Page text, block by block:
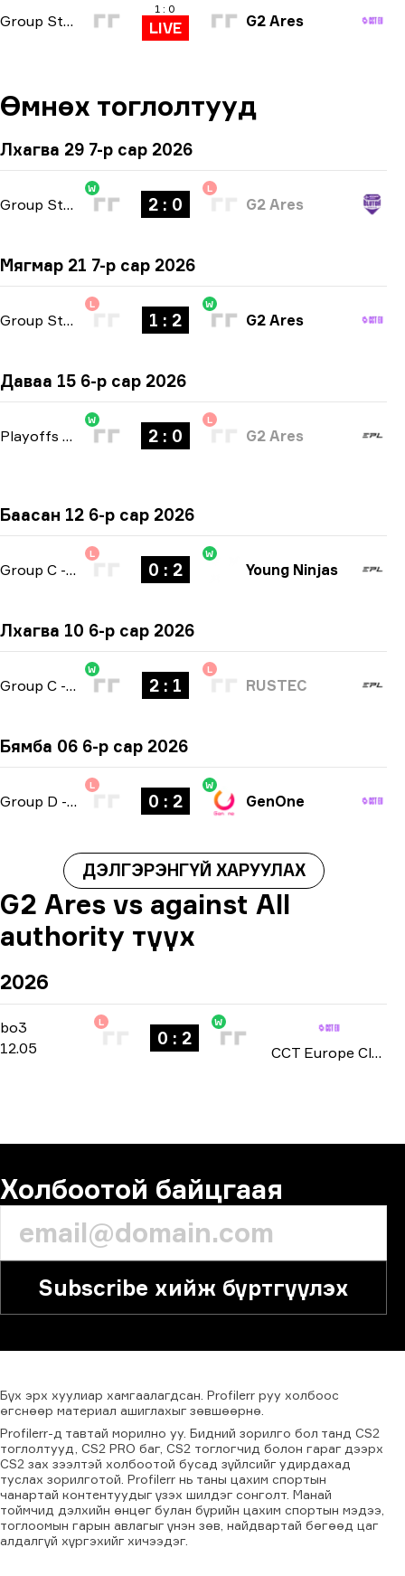
Group Stage
1 : 0
LIVE G2 Ares
Өмнөх тоглолтууд
Лхагва 29 7-р сар 2026
Group Stage -bo3
W
2 : 0
L
G2 Ares
Мягмар 21 7-р сар 2026
Group Stage
L
1 : 2
W
G2 Ares
Даваа 15 6-р сар 2026
Playoffs bo3
W
2 : 0
L
G2 Ares
Баасан 12 6-р сар 2026
Group C - bo3
L
0 : 2
W
Young Ninjas
Лхагва 10 6-р сар 2026
Group C - bo3
W
2 : 1
L
RUSTEC
Бямба 06 6-р сар 2026
Group D - bo3
L
0 : 2
W
GenOne
ДЭЛГЭРЭНГҮЙ ХАРУУЛАХ
G2 Ares vs against All
authority түүх
2026
bo3 -bo3
12.05
L
0 : 2
W
CCT Europe Closed Qualifier: Series #2 2026
Холбоотой байцгаая
Subscribe хийж бүртгүүлэх
Бүх эрх хуулиар хамгаалагдсан. Profilerr руу холбоос
өгснөөр материал ашиглахыг зөвшөөрнө.
Profilerr-д тавтай морилно уу. Бидний зорилго бол танд CS2
тоглолтууд, CS2 PRO баг, CS2 тоглогчид болон гараг дээрх
CS2 зах зээлтэй холбоотой бусад зүйлсийг удирдахад
туслах зорилготой. Profilerr нь таны цахим спортын
чанартай контентуудыг үзэх шилдэг сонголт. Манай
тоймчид дэлхийн өнцөг булан бүрийн цахим спортын мэдээ,
тоглоомын гарын авлагыг үнэн зөв, найдвартай бөгөөд цаг
алдалгүй хүргэхийг хичээдэг.